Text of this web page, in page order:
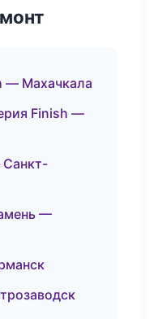
— Махачкала
Finish —
—